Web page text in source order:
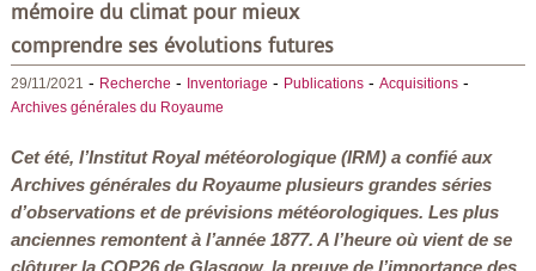
mémoire du climat pour mieux
comprendre ses évolutions futures
29/11/2021 - Recherche - Inventoriage - Publications- Acquisitions-
Archives générales du Royaume
Cet été, l’Institut Royal météorologique (IRM) a confié aux
Archives générales du Royaume plusieurs grandes séries
d’observations et de prévisions météorologiques. Les plus
anciennes remontent à l’année 1877. A l’heure où vient de se
clôturer la COP26 de Glasgow, la preuve de l’importance des